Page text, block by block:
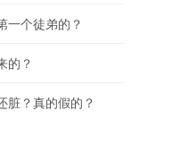
一个徒弟的？
的？
脏？真的假的？